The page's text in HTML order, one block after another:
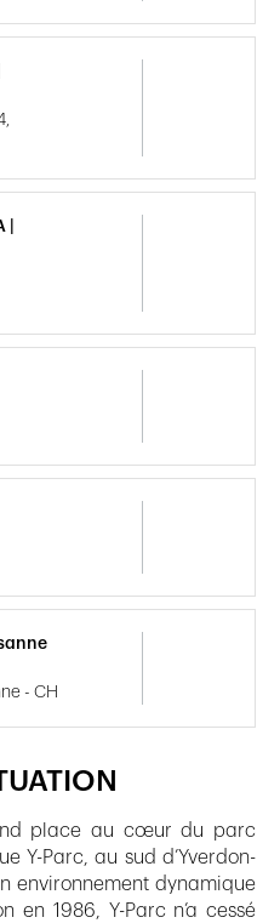
place au cœur du parc
Y-Parc, au sud d’Yverdon-
environnement dynamique
en 1986, Y-Parc n’a cessé
- CH